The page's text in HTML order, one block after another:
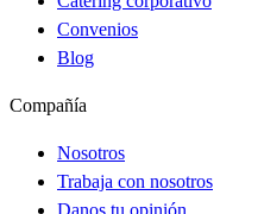
Convenios
Blog
Compañía
Nosotros
Trabaja con nosotros
Danos tu opinión